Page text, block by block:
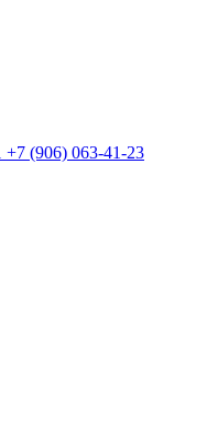
+7 (906) 063-41-23